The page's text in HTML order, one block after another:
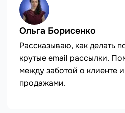
Ольга Борисенко
Рассказываю, как делать
крутые email рассылки.
между заботой о клиенте
продажами.